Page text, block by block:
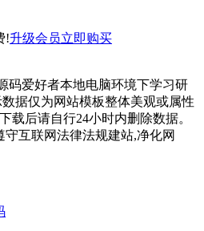
!升级会员立即购买
码爱好者本地电脑环境下学习研
据仅为网站模板整体美观或属性
载后请自行24小时内删除数据。
互联网法律法规建站,净化网